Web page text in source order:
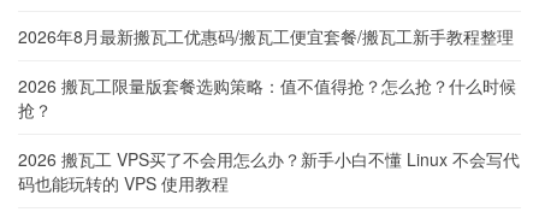
2026年8月最新搬瓦工优惠码/搬瓦工便宜套餐/搬瓦工新手教程整理
2026 搬瓦工限量版套餐选购策略：值不值得抢？怎么抢？什么时候
抢？
2026 搬瓦工 VPS买了不会用怎么办？新手小白不懂 Linux 不会写代
码也能玩转的 VPS 使用教程